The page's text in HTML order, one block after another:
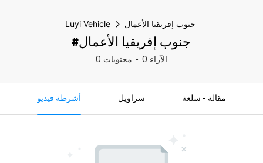
Luyi Vehicle جنوب إفريقيا الأعمال
#جنوب إفريقيا الأعمال
0 محتويات 0 الآراء
أشرطة فيديو سراويل مقالة - سلعة